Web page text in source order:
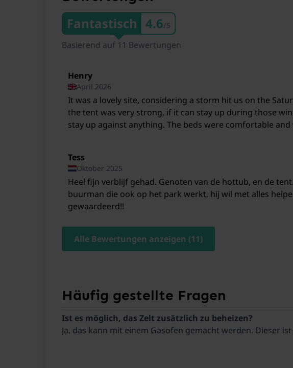
Zug Station Ermelo
Amsterdam Airport Schiphol Amsterdam
Lelystad Airport Lelystad
Fantastisch 4.6/5
Basierend auf 11 Bewertungen
Henry
April 2026
It was a lovely site, considering a storm hit us on the
the tent was very strong, if it can stay up during those
stay up against anything. The beds were comfortable and
nice atmosphere. The car registration system worked
was able to access the site with no problems, all was
The hot tub was nice once we got the temperature
really enjoyed our stay!
Tess
Oktober 2025
Heel fijn verblijf gehad. Genoten van de hottub, en de
buurman die ook op het park werkt, hij wil met alles
gewaardeerd!!
Alle Bewertungen anzeigen (11)
Häufig gestellte Fragen
Ist es möglich, das Zelt zusätzlich zu beheizen?
Ja, das kann mit einem Gasofen gemacht werden. Dieser